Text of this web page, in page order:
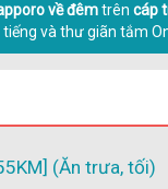
về đêmtrên cáp
tiếng và thư giãn tắm
(Ăn trưa, tối)